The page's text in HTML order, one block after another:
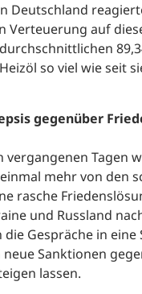
Deutschland
Verteuerung auf
so viel wie seit
gegenüber
vergangenen Tagen
mehr von den
rasche
und Russland
Gespräche in eine
Sanktionen
lassen.